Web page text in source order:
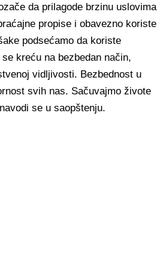
da prilagode brzinu uslovima
propise i obavezno koriste
podsećamo da koriste
kreću na bezbedan način,
vidljivosti. Bezbednost u
svih nas. Sačuvajmo živote
se u saopštenju.